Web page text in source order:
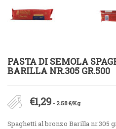
PASTA DI SEMOLA
BARILLA NR.305 GR.500
€1,29 - 2.58 €/Kg
Spaghetti al bronzo Barilla nr.305